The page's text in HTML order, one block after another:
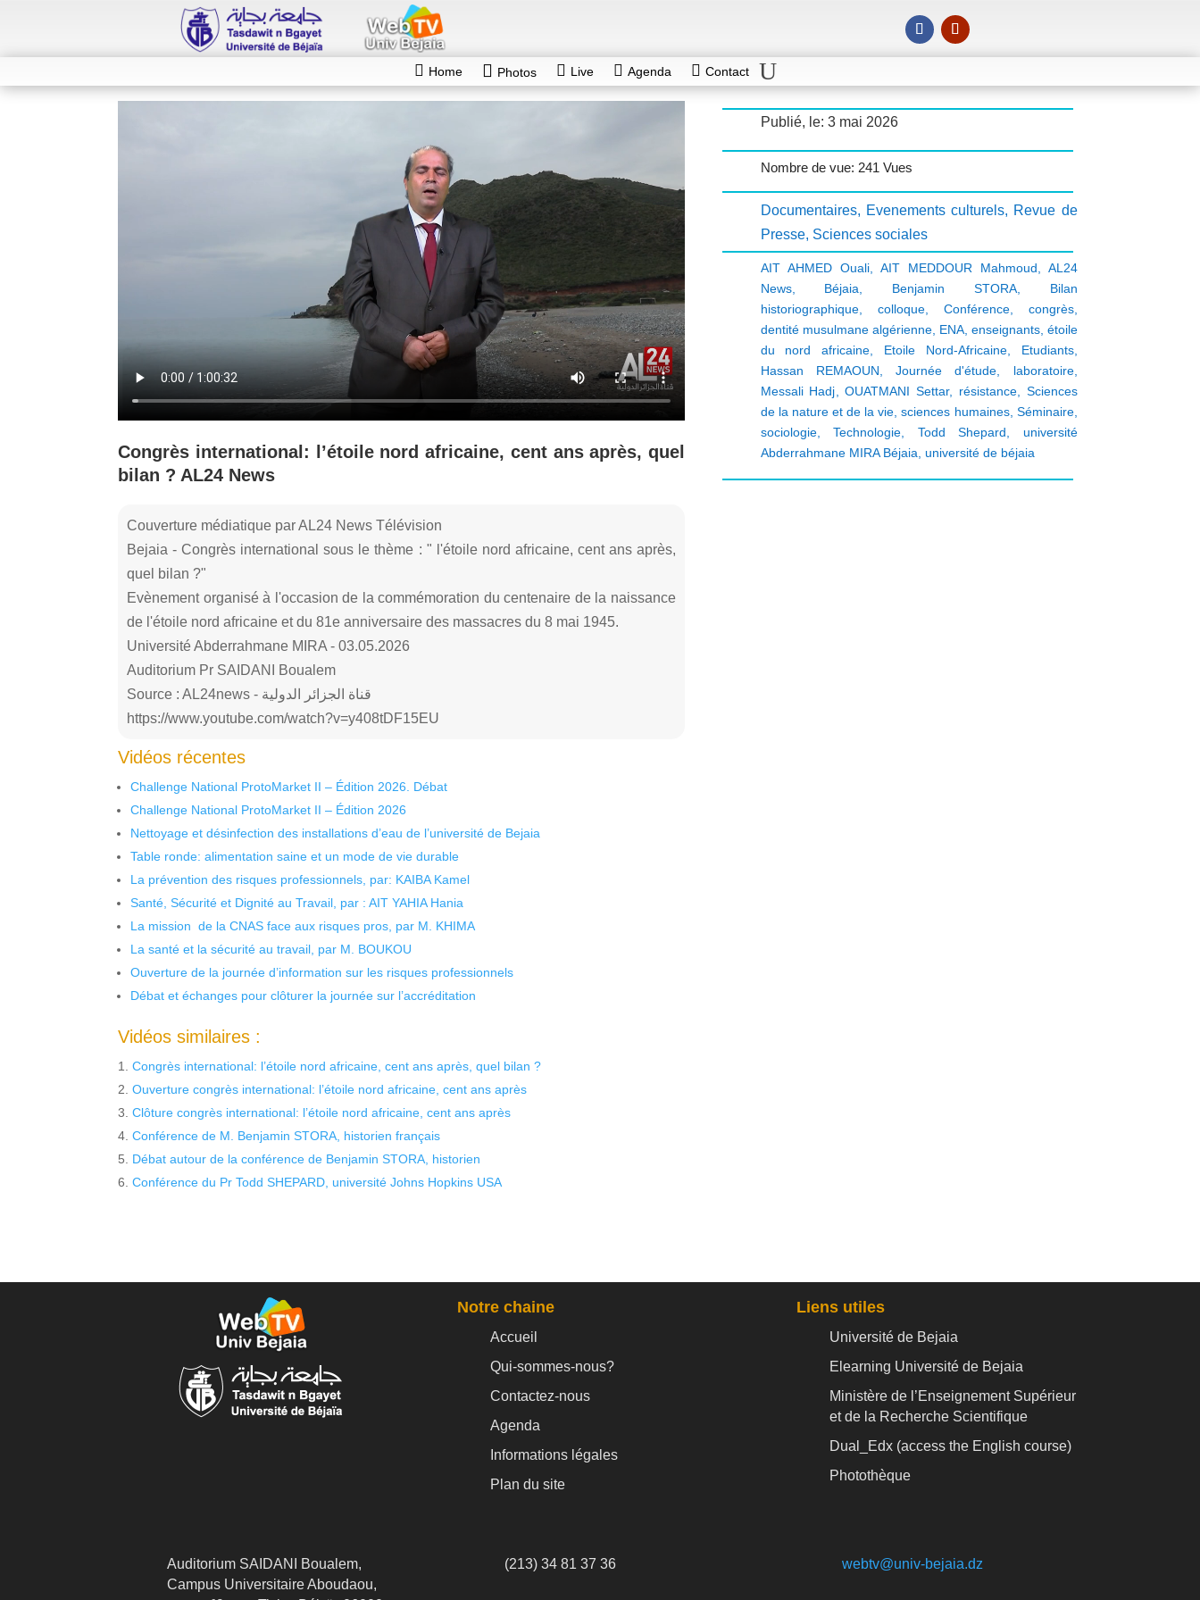
Home Photos Live Agenda Contact
Congrès international: l’étoile nord africaine, cent ans après, quel
bilan ? AL24 News
Couverture médiatique par AL24 News Télévision
Bejaia - Congrès international sous le thème : " l'étoile nord africaine, cent ans après,
quel bilan ?"
Evènement organisé à l'occasion de la commémoration du centenaire de la naissance
de l'étoile nord africaine et du 81e anniversaire des massacres du 8 mai 1945.
Université Abderrahmane MIRA - 03.05.2026
Auditorium Pr SAIDANI Boualem
Source : AL24news - قناة الجزائر الدولية
https://www.youtube.com/watch?v=y408tDF15EU
Vidéos récentes
Challenge National ProtoMarket II – Édition 2026. Débat
Challenge National ProtoMarket II – Édition 2026
Nettoyage et désinfection des installations d’eau de l’université de Bejaia
Table ronde: alimentation saine et un mode de vie durable
La prévention des risques professionnels, par: KAIBA Kamel
Santé, Sécurité et Dignité au Travail, par : AIT YAHIA Hania
La mission de la CNAS face aux risques pros, par M. KHIMA
La santé et la sécurité au travail, par M. BOUKOU
Ouverture de la journée d’information sur les risques professionnels
Débat et échanges pour clôturer la journée sur l’accréditation
Vidéos similaires :
Congrès international: l’étoile nord africaine, cent ans après, quel bilan ?
Ouverture congrès international: l’étoile nord africaine, cent ans après
Clôture congrès international: l’étoile nord africaine, cent ans après
Conférence de M. Benjamin STORA, historien français
Débat autour de la conférence de Benjamin STORA, historien
Conférence du Pr Todd SHEPARD, université Johns Hopkins USA
Publié, le: 3 mai 2026
Nombre de vue: 241 Vues
Documentaires, Evenements culturels, Revue de
Presse, Sciences sociales
AIT AHMED Ouali, AIT MEDDOUR Mahmoud, AL24
News, Béjaia, Benjamin STORA, Bilan
historiographique, colloque, Conférence, congrès,
dentité musulmane algérienne, ENA, enseignants, étoile
du nord africaine, Etoile Nord-Africaine, Etudiants,
Hassan REMAOUN,Journée d'étude, laboratoire,
Messali Hadj,OUATMANI Settar, résistance, Sciences
de la nature et de la vie,sciences humaines, Séminaire,
sociologie,Technologie, Todd Shepard, université
Abderrahmane MIRA Béjaia, université de béjaia
Notre chaine
Accueil
Qui-sommes-nous?
Contactez-nous
Agenda
Informations légales
Plan du site
Liens utiles
Université de Bejaia
Elearning Université de Bejaia
Ministère de l’Enseignement Supérieur
et de la Recherche Scientifique
Dual_Edx (access the English course)
Photothèque
Auditorium SAIDANI Boualem,
Campus Universitaire Aboudaou,
(213) 34 81 37 36 webtv@univ-bejaia.dz